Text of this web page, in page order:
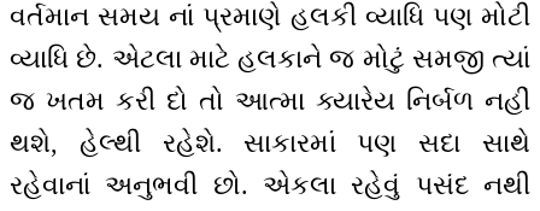
વર્તમાન સમય નાં પ્રમાણે હલકી વ્યાધિ પણ મોટી
વ્યાધિ છે. એટલા માટે હલકાને જ મોટું સમજી ત્યાં
જ ખતમ કરી દો તો આત્મા ક્યારેય નિર્બળ નહીં
થશે, હેલ્થી રહેશે. સાકારમાં પણ સદા સાથે
રહેવાનાં અનુભવી છો. એકલા રહેવું પસંદ નથી